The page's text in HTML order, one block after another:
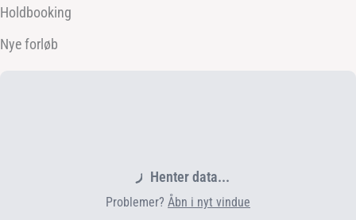
Holdbooking
Nye forløb
Henter data...
Problemer? Åbn i nyt vindue